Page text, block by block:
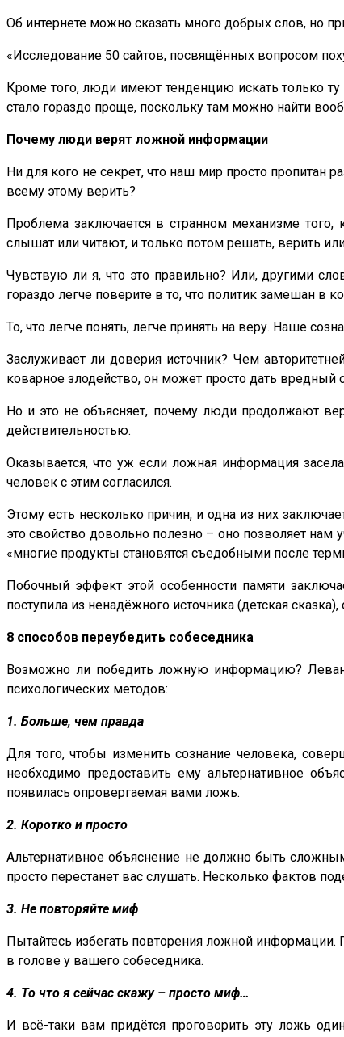
Об интернете можно сказать много добрых слов, но
«Исследование 50 сайтов, посвящённых вопросом
Кроме того, люди имеют тенденцию искать только
стало гораздо проще, поскольку там можно найти
Почему люди верят ложной информации
Ни для кого не секрет, что наш мир просто пропитан
всему этому верить?
Проблема заключается в странном механизме
слышат или читают, и только потом решать, верить
Чувствую ли я, что это правильно? Или, другими
гораздо легче поверите в то, что политик замешан в
То, что легче понять, легче принять на веру. Наше
Заслуживает ли доверия источник? Чем
коварное злодейство, он может просто дать
Но и это не объясняет, почему люди продолжают
действительностью.
Оказывается, что уж если ложная информация
человек с этим согласился.
Этому есть несколько причин, и одна из них
это свойство довольно полезно – оно позволяет нам
«многие продукты становятся съедобными после
Побочный эффект этой особенности памяти
поступила из ненадёжного источника (детская сказка),
8 способов переубедить собеседника
Возможно ли победить ложную информацию?
психологических методов:
1. Больше, чем правда
Для того, чтобы изменить сознание человека,
необходимо предоставить ему альтернативное
появилась опровергаемая вами ложь.
2. Коротко и просто
Альтернативное объяснение не должно быть
просто перестанет вас слушать. Несколько фактов
3. Не повторяйте миф
Пытайтесь избегать повторения ложной
в голове у вашего собеседника.
4. То что я сейчас скажу – просто миф…
И всё-таки вам придётся проговорить эту ложь